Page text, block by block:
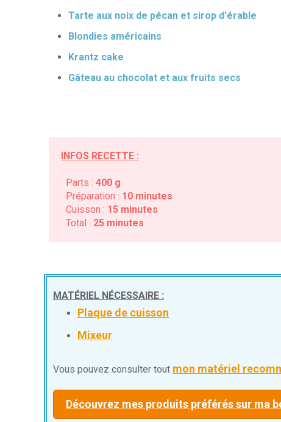
Tarte aux noix de pécan et sirop d'érable
Blondies américains
Krantz cake
Gâteau au chocolat et aux fruits secs
INFOS RECETTE :
Parts : 400 g
Préparation : 10 minutes
Cuisson : 15 minutes
Total : 25 minutes
MATÉRIEL NÉCESSAIRE :
Plaque de cuisson
Mixeur
Vous pouvez consulter tout mon matériel
Découvrez mes produits préférés sur ma